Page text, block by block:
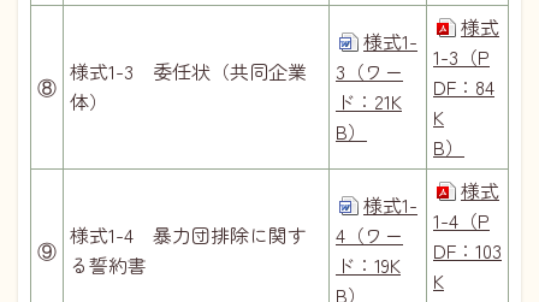
⑧
様式1-3 委任状（共同企業
体）
様式1-
3（ワー
ド：21K
B）
様式
1-3（P
DF：84
K
B）
⑨
様式1-4 暴力団排除に関す
る誓約書
様式1-
4（ワー
ド：19K
B）
様式
1-4（P
DF：103
K